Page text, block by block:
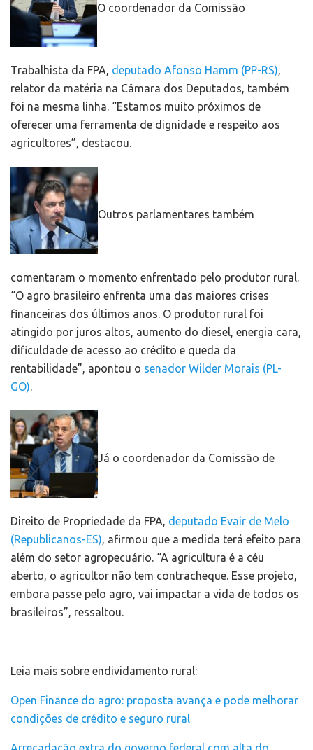
O coordenador da Comissão
Trabalhista da FPA, deputado Afonso Hamm (PP-RS),
relator da matéria na Câmara dos Deputados, também
foi na mesma linha. “Estamos muito próximos de
oferecer uma ferramenta de dignidade e respeito aos
agricultores”, destacou.
Outros parlamentares também
comentaram o momento enfrentado pelo produtor rural.
“O agro brasileiro enfrenta uma das maiores crises
financeiras dos últimos anos. O produtor rural foi
atingido por juros altos, aumento do diesel, energia cara,
dificuldade de acesso ao crédito e queda da
rentabilidade”, apontou o senador Wilder Morais (PL-
GO).
Já o coordenador da Comissão de
Direito de Propriedade da FPA, deputado Evair de Melo
(Republicanos-ES), afirmou que a medida terá efeito para
além do setor agropecuário. “A agricultura é a céu
aberto, o agricultor não tem contracheque. Esse projeto,
embora passe pelo agro, vai impactar a vida de todos os
brasileiros”, ressaltou.
Leia mais sobre endividamento rural:
Open Finance do agro: proposta avança e pode melhorar
condições de crédito e seguro rural